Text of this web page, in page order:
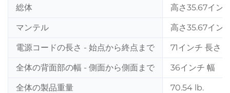
総体 高さ35.67イン
マンテル 高さ35.67イン
電源コードの長さ - 始点から終点まで 71インチ 長さ
全体の背面部の幅 - 側面から側面まで 36インチ 幅
全体の製品重量 70.54 lb.